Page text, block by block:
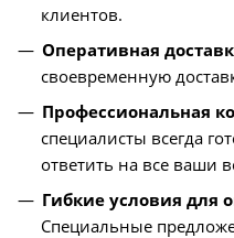
клиентов.
Оперативная
своевременную
Профессиональная
специалисты всегда
ответить на все ваши
Гибкие условия для
Специальные